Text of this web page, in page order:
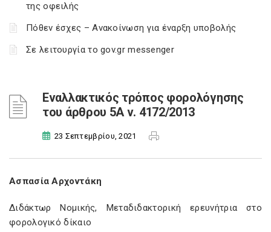
της οφειλής
Πόθεν έσχες – Ανακοίνωση για έναρξη υποβολής
Σε λειτουργία το gov.gr messenger
Εναλλακτικός τρόπος φορολόγησης
του άρθρου 5Α ν. 4172/2013
23 Σεπτεμβρίου, 2021
Ασπασία Αρχοντάκη
Διδάκτωρ Νομικής, Μεταδιδακτορική ερευνήτρια στο
φορολογικό δίκαιο